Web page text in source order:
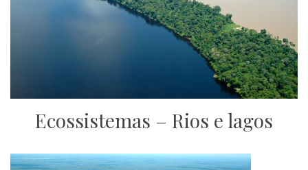
Ecossistemas – Rios e lagos